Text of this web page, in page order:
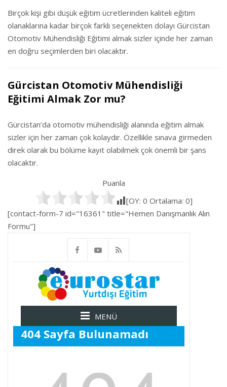
Birçok kişi gibi düşük eğitim ücretlerinden kaliteli eğitim
olanaklarına kadar birçok farklı seçenekten dolayı Gürcistan
Otomotiv Mühendisliği Eğitimi almak sizler içinde her zaman
en doğru seçimlerden biri olacaktır.
Gürcistan Otomotiv Mühendisliği
Eğitimi Almak Zor mu?
Gürcistan’da otomotiv mühendisliği alanında eğitim almak
sizler için her zaman çok kolaydır. Özellikle sınava girmeden
direk olarak bu bölüme kayıt olabilmek çok önemli bir şans
olacaktır.
Puanla
[OY: 0 Ortalama: 0]
[contact-form-7 id="16361" title="Hemen Danışmanlık Alın
Formu"]